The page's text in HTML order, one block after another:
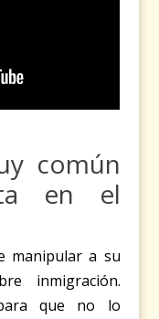
común
en el
manipular a su
inmigración.
que no lo